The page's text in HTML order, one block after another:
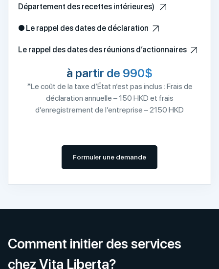
Département des recettes intérieures)
● Le rappel des dates de déclaration
Le rappel des dates des réunions d’actionnaires
à partir de 990$
*Le coût de la taxe d’État n’est pas inclus : Frais de
déclaration annuelle – 150 HKD et frais
d’enregistrement de l’entreprise – 2150 HKD
Formuler une demande
Comment initier des services
chez Vita Liberta?